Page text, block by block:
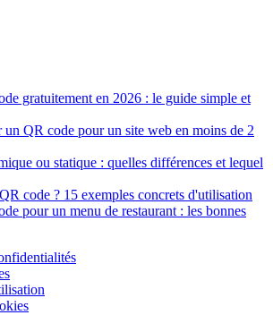
gratuitement en 2026 : le guide simple et
un QR code pour un site web en moins de 2
ou statique : quelles différences et lequel
code ? 15 exemples concrets d'utilisation
pour un menu de restaurant : les bonnes